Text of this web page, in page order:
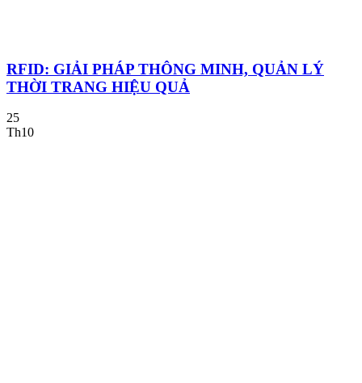
RFID: GIẢI PHÁP THÔNG MINH, QUẢN LÝ
THỜI TRANG HIỆU QUẢ
25
Th10